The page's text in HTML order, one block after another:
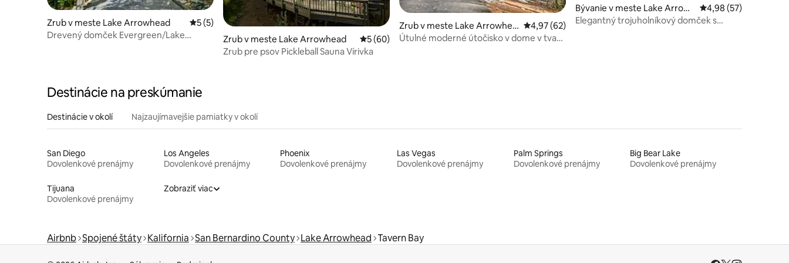
Zrub v meste Lake Arrowhead Priemerné ohodnotenie 5 z 5, počet hodnotení: 5
5 (5)
Drevený domček Evergreen/Lake
Zrub v meste Lake Arrowhead Priemerné ohodnotenie 5 z 5, počet hodnotení: 60
5 (60)
Zrub pre psov Pickleball Sauna Vírivka
Zrub v meste Lake Arrowhea
d
Priemerné ohodnotenie 4,97 z 5, počet hodnotení: 62
4,97 (62)
Útulné moderné útočisko v dome v tvare
Bývanie v meste Lake Arrow
head
Priemerné
4,98 (57)
Elegantný trojuholníkový domček s
Destinácie na preskúmanie
Destinácie v okolí Najzaujímavejšie pamiatky v okolí
San Diego
Dovolenkové prenájmy
Los Angeles
Dovolenkové prenájmy
Phoenix
Dovolenkové prenájmy
Las Vegas
Dovolenkové prenájmy
Palm Springs
Dovolenkové prenájmy
Big Bear Lake
Dovolenkové prenájmy
Tijuana
Dovolenkové prenájmy
Zobraziť viac
Airbnb Spojené štáty Kalifornia San Bernardino County Lake Arrowhead Tavern Bay